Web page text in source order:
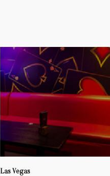
Las Vegas